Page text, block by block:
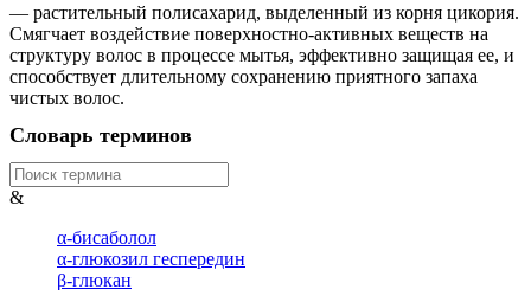
— растительный полисахарид, выделенный из корня цикория.
Смягчает воздействие поверхностно-активных веществ на
структуру волос в процессе мытья, эффективно защищая ее, и
способствует длительному сохранению приятного запаха
чистых волос.
Словарь терминов
&
α-бисаболол
α-глюкозил геспередин
β-глюкан